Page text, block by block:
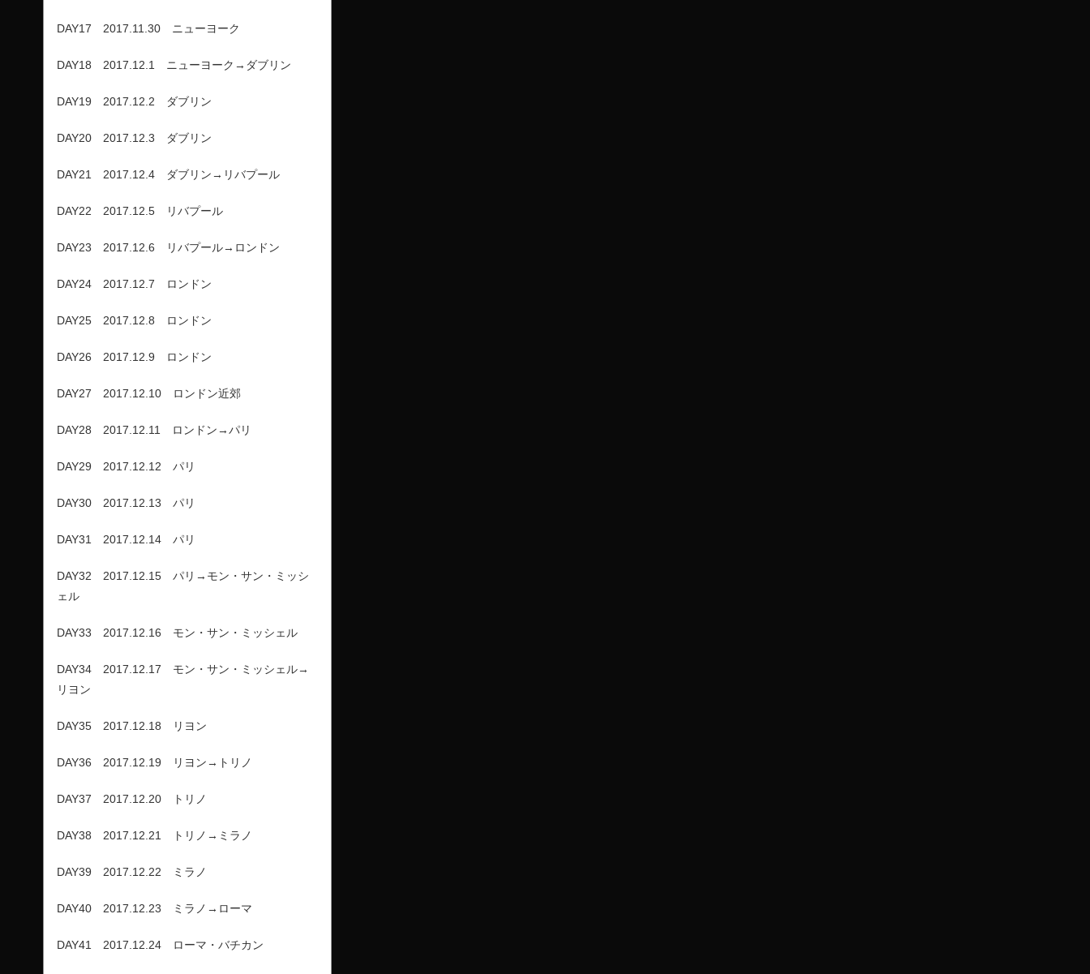
DAY17 2017.11.30 ニューヨーク
DAY18 2017.12.1 ニューヨーク→ダブリン
DAY19 2017.12.2 ダブリン
DAY20 2017.12.3 ダブリン
DAY21 2017.12.4 ダブリン→リバプール
DAY22 2017.12.5 リバプール
DAY23 2017.12.6 リバプール→ロンドン
DAY24 2017.12.7 ロンドン
DAY25 2017.12.8 ロンドン
DAY26 2017.12.9 ロンドン
DAY27 2017.12.10 ロンドン近郊
DAY28 2017.12.11 ロンドン→パリ
DAY29 2017.12.12 パリ
DAY30 2017.12.13 パリ
DAY31 2017.12.14 パリ
DAY32 2017.12.15 パリ→モン・サン・ミッシ
ェル
DAY33 2017.12.16 モン・サン・ミッシェル
DAY34 2017.12.17 モン・サン・ミッシェル→
リヨン
DAY35 2017.12.18 リヨン
DAY36 2017.12.19 リヨン→トリノ
DAY37 2017.12.20 トリノ
DAY38 2017.12.21 トリノ→ミラノ
DAY39 2017.12.22 ミラノ
DAY40 2017.12.23 ミラノ→ローマ
DAY41 2017.12.24 ローマ・バチカン